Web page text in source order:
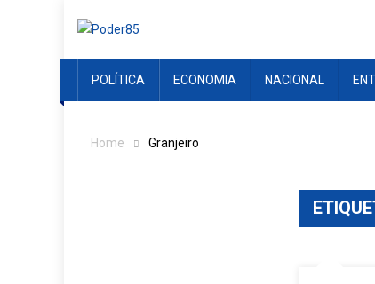
POLÍTICA
ECONOMIA NACIONAL
Home Granjeiro